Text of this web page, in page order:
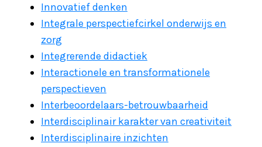
Innovatief denken
Integrale perspectiefcirkel onderwijs en
zorg
Integrerende didactiek
Interactionele en transformationele
perspectieven
Interbeoordelaars-betrouwbaarheid
Interdisciplinair karakter van creativiteit
Interdisciplinaire inzichten